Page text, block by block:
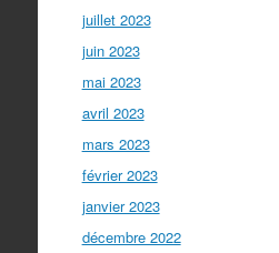
juillet 2023
juin 2023
mai 2023
avril 2023
mars 2023
février 2023
janvier 2023
décembre 2022